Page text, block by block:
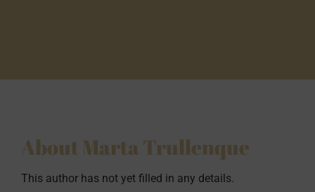
About Marta Trullenque
This author has not yet filled in any details.